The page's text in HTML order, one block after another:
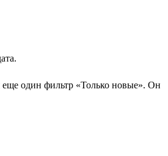
еще один фильтр «Только новые». Он